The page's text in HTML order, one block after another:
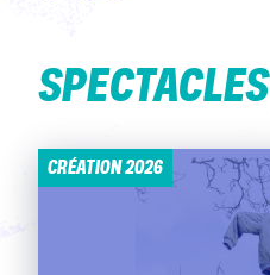
SPECTACLES
CRÉATION 2026